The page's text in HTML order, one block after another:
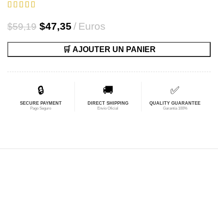
$59,19 El
original
era:
$59,19.
$47,35 El
actual
es:
$47,35.
Euros
🛒 AJOUTER UN PANIER
🔒
SECURE PAYMENT
Pago Seguro
🚚
DIRECT SHIPPING
Envío Oficial
✅
QUALITY GUARANTEE
Garantía 100%